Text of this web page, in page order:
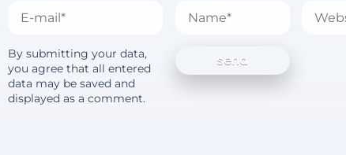
By submitting your data,
you agree that all entered
data may be saved and
displayed as a comment.